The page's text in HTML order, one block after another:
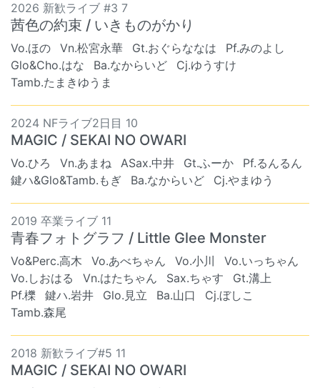
2026 新歓ライブ #3 7
茜色の約束 / いきものがかり
Vo.ほの Vn.松宮永華 Gt.おぐらななは
Pf.みのよし
Glo&Cho.はな
Ba.なからいど
Cj.ゆうすけ
Tamb.たまきゆうま
2024 NFライブ2日目 10
MAGIC / SEKAI NO OWARI
Vo.ひろ Vn.あまね ASax.中井 Gt.ふーか
Pf.るんるん
鍵ハ&Glo&Tamb.もぎ
Ba.なからいど Cj.やまゆう
2019 卒業ライブ 11
青春フォトグラフ / Little Glee Monster
Vo&Perc.高木 Vo.あべちゃん Vo.小川
Vo.いっちゃん
Vo.しおはる
Vn.はたちゃん Sax.ちゃす
Gt.溝上
Pf.櫟
鍵ハ.岩井 Glo.見立 Ba.山口
Cj.ぼしこ
Tamb.森尾
2018 新歓ライブ#5 11
MAGIC / SEKAI NO OWARI